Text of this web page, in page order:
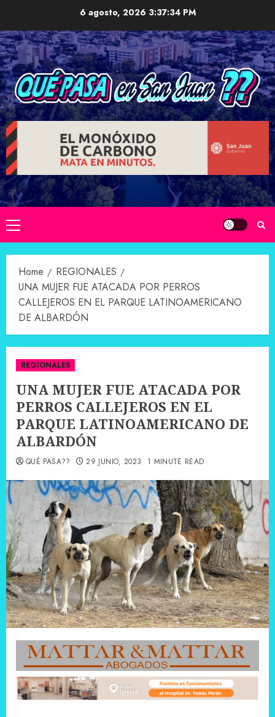
content
6 agosto, 2026 3:37:35 PM
Primary
Menu
Home
REGIONALES
UNA MUJER FUE ATACADA POR PERROS
CALLEJEROS EN EL PARQUE LATINOAMERICANO
DE ALBARDÓN
REGIONALES
UNA MUJER FUE ATACADA POR
PERROS CALLEJEROS EN EL
PARQUE LATINOAMERICANO DE
ALBARDÓN
QUÉ PASA?? 29 JUNIO, 2023 1 MINUTE READ